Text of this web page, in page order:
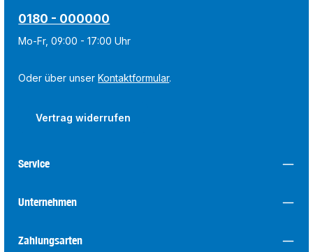
0180 - 000000
Mo-Fr, 09:00 - 17:00 Uhr
Oder über unserKontaktformular.
Vertrag widerrufen
Service
Unternehmen
Zahlungsarten